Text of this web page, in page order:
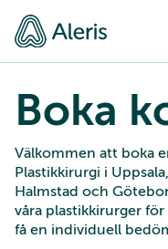
Boka
Välkommen att boka
Plastikkirurgi i
Halmstad och
våra plastikkirurger
få en individuell